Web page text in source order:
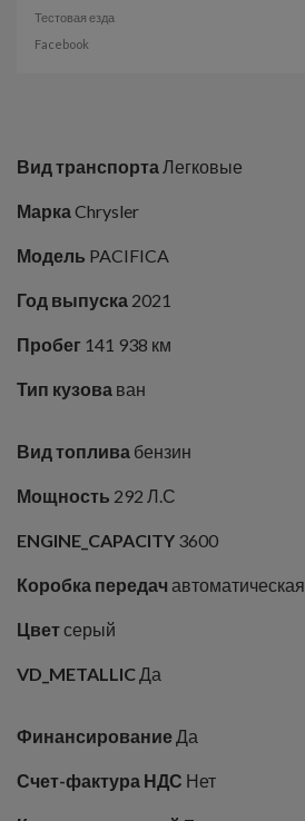
Тестовая езда
Facebook
Вид транспорта Легковые
МаркаChrysler
Модель PACIFICA
Год выпуска 2021
Пробег 141 938 км
Тип кузова ван
Вид топлива бензин
Мощность 292 Л.С
ENGINE_CAPACITY 3600
Коробка передач автоматическая
Цветсерый
VD_METALLIC Да
Финансирование Да
Счет-фактура НДС Нет